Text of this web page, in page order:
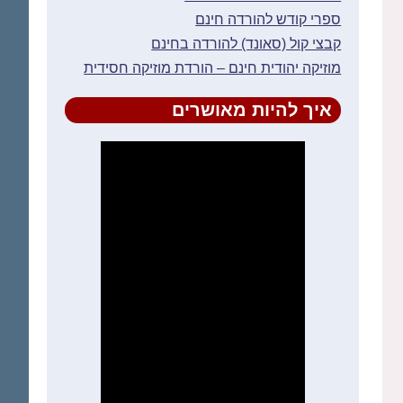
ספרי קודש להורדה חינם
קבצי קול (סאונד) להורדה בחינם
מוזיקה יהודית חינם – הורדת מוזיקה חסידית
איך להיות מאושרים